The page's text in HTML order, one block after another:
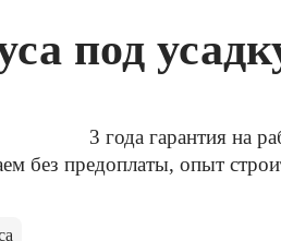
под
3 года гарантия на
без предоплаты, опыт